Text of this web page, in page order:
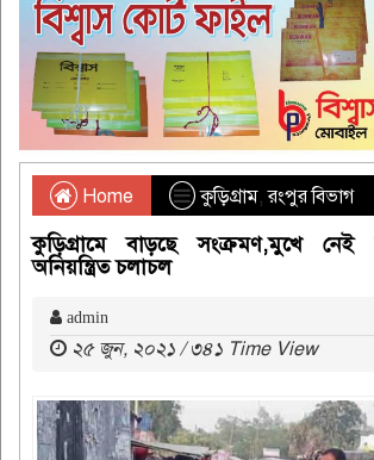
Home কুড়িগ্রাম,রংপুর বিভাগ
কুড়িগ্রামে বাড়ছে সংক্রমণ,মুখে নেই
অনিয়ন্ত্রিত চলাচল
admin
২৫ জুন, ২০২১ / ৩৪১ Time View